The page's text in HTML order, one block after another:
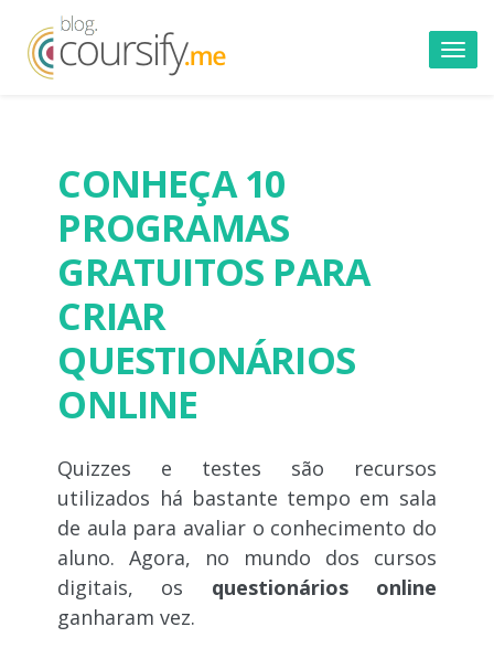
CONHEÇA 10
PROGRAMAS
GRATUITOS PARA
CRIAR
QUESTIONÁRIOS
ONLINE
Quizzes e testes são recursos
utilizados há bastante tempo em sala
de aula para avaliar o conhecimento do
aluno. Agora, no mundo dos cursos
digitais, os questionários online
ganharam vez.